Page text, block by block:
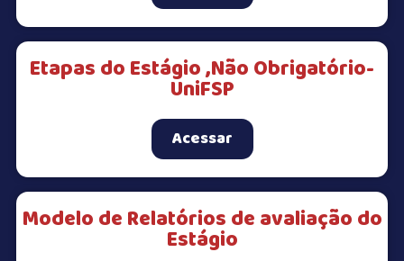
Etapas do Estágio ,Não Obrigatório-
UniFSP
Acessar
Modelo de Relatórios de avaliação do
Estágio